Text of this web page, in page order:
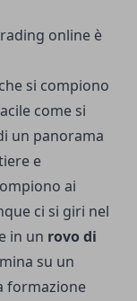
online è
si compiono
come si
un panorama
e
ai
ci si giri nel
in un rovo di
su un
formazione